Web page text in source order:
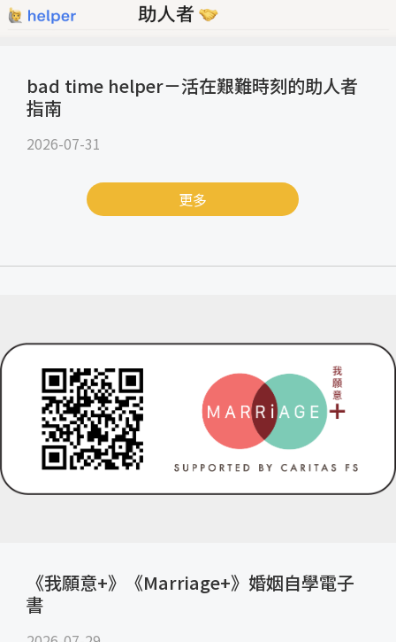
bad time helper－活在艱難時刻的助人者
指南
2026-07-31
更多
《我願意+》《Marriage+》婚姻自學電子
書